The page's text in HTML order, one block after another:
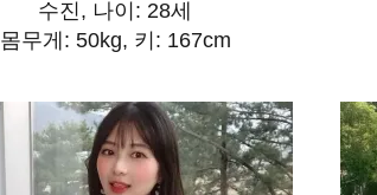
수진, 나이: 28세
몸무게: 50kg, 키: 167cm